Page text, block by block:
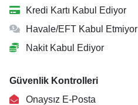
Kredi Kartı Kabul Ediyor
Havale/EFT Kabul Etmiyor
Nakit Kabul Ediyor
Güvenlik Kontrolleri
Onaysız E-Posta